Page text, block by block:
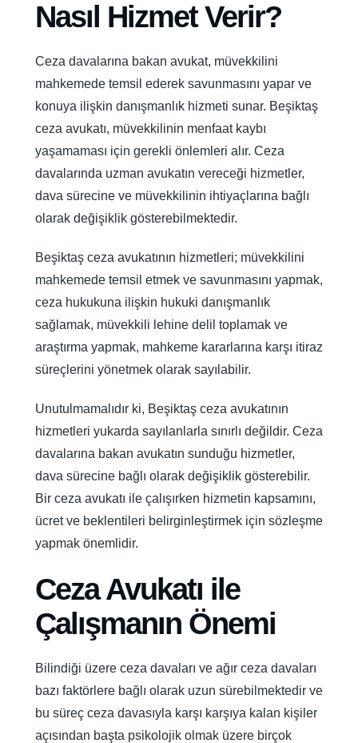
Nasıl Hizmet Verir?
Ceza davalarına bakan avukat, müvekkilini
mahkemede temsil ederek savunmasını yapar ve
konuya ilişkin danışmanlık hizmeti sunar. Beşiktaş
ceza avukatı, müvekkilinin menfaat kaybı
yaşamaması için gerekli önlemleri alır. Ceza
davalarında uzman avukatın vereceği hizmetler,
dava sürecine ve müvekkilinin ihtiyaçlarına bağlı
olarak değişiklik gösterebilmektedir.
Beşiktaş ceza avukatının hizmetleri; müvekkilini
mahkemede temsil etmek ve savunmasını yapmak,
ceza hukukuna ilişkin hukuki danışmanlık
sağlamak, müvekkili lehine delil toplamak ve
araştırma yapmak, mahkeme kararlarına karşı itiraz
süreçlerini yönetmek olarak sayılabilir.
Unutulmamalıdır ki, Beşiktaş ceza avukatının
hizmetleri yukarda sayılanlarla sınırlı değildir. Ceza
davalarına bakan avukatın sunduğu hizmetler,
dava sürecine bağlı olarak değişiklik gösterebilir.
Bir ceza avukatı ile çalışırken hizmetin kapsamını,
ücret ve beklentileri belirginleştirmek için sözleşme
yapmak önemlidir.
Ceza Avukatı ile
Çalışmanın Önemi
Bilindiği üzere ceza davaları ve ağır ceza davaları
bazı faktörlere bağlı olarak uzun sürebilmektedir ve
bu süreç ceza davasıyla karşı karşıya kalan kişiler
açısından başta psikolojik olmak üzere birçok